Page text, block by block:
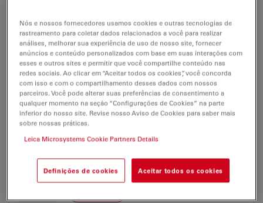
Brochure or flyer Certificados
EM SCD005
BROCHURE OR FLYER
Jul 27, 2026 PDF, 452 KB
Nós e nossos fornecedores usamos cookies e outras tecnologias de
rastreamento para coletar dados relacionados a você para realizar
análises, melhorar sua experiência de uso de nosso site, fornecer
anúncios e conteúdo personalizados com base em suas interações com
esses e outros sites e permitir que você compartilhe conteúdo nas
redes sociais. Ao clicar em “Aceitar todos os cookies”, você concorda
com isso e com o compartilhamento desses dados com nossos
parceiros. Você pode alterar suas preferências de consentimento a
qualquer momento na seção “Configurações de Cookies” na parte
inferior do nosso site. Revise nosso Aviso de Cookies para saber mais
sobre nossas práticas.
Leica Microsystems Cookie Partners Details
Definições de cookies Aceitar todos os cookies